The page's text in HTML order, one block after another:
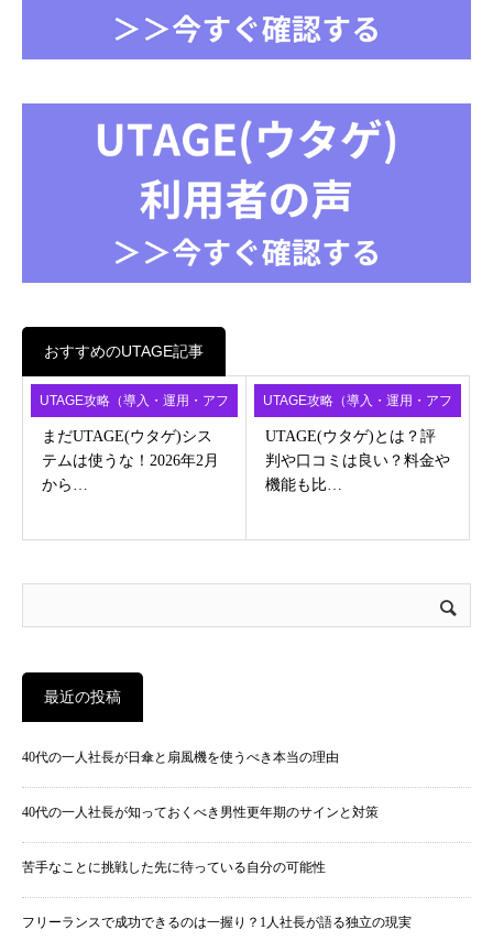
おすすめのUTAGE記事
UTAGE攻略（導入・運用・アフ
ィ）
まだUTAGE(ウタゲ)シス
テムは使うな！2026年2月
から…
UTAGE攻略（導入・運用・アフ
ィ）
UTAGE(ウタゲ)とは？評
判や口コミは良い？料金や
機能も比…
最近の投稿
40代の一人社長が日傘と扇風機を使うべき本当の理由
40代の一人社長が知っておくべき男性更年期のサインと対策
苦手なことに挑戦した先に待っている自分の可能性
フリーランスで成功できるのは一握り？1人社長が語る独立の現実